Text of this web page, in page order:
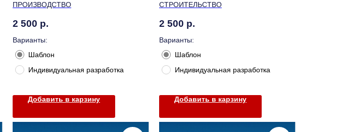
ПРОИЗВОДСТВО
2 500 р.
Варианты:
Шаблон
Индивидуальная разработка
Добавить в карзину
СТРОИТЕЛЬСТВО
2 500 р.
Варианты:
Шаблон
Индивидуальная разработка
Добавить в карзину